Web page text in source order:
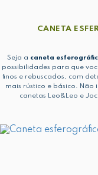
CANETA
Seja a caneta
possibilidades para que
finos e rebuscados, com
mais rústico e básico. Não
canetas Leo&Leo e